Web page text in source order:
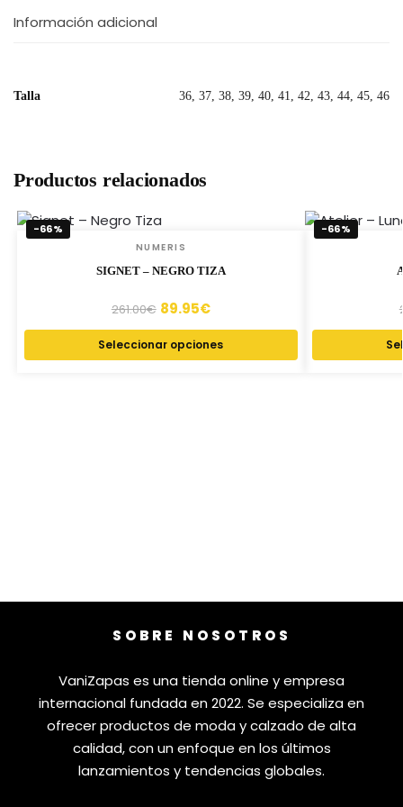
Información adicional
Talla 36, 37, 38, 39, 40, 41, 42, 43, 44, 45, 46
Productos relacionados
-66%
NUMERIS
SIGNET – NEGRO TIZA
261.00€ 89.95€
Seleccionar opciones
-66%
SOBRE NOSOTROS
VaniZapas es una tienda online y empresa
internacional fundada en 2022. Se especializa en
ofrecer productos de moda y calzado de alta
calidad, con un enfoque en los últimos
lanzamientos y tendencias globales.